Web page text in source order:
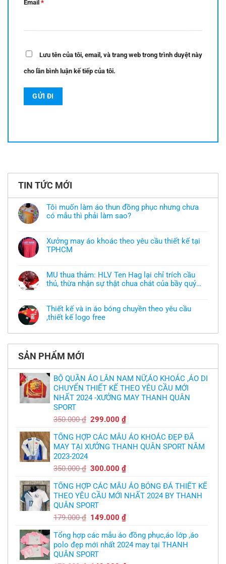
Email *
Lưu tên của tôi, email, và trang web trong trình duyệt này
cho lần bình luận kế tiếp của tôi.
TIN TỨC MỚI
Tôi muốn làm áo thun đồng phục nhưng chưa
có mẫu thì phải làm sao?
bình
luận
ở
áo
thun
đồng
chưa
có
mẫu
thì
làm
Xưởng may áo khoác theo yêu cầu thiết kế tại
TPHCM
bình
luận
ở
khoác
theo
yêu
thiết
tại
TPHCM
MU thua thảm: HLV Ten Hag lại chỉ trích cầu
thủ, thừa nhận sự thật chua chát của bầy quỷ
bình
luận
ở
thảm:
Hag
lại
trích
cầu
thủ,
thừa
nhận
sự
thật
chát
bầy
quỷ
nhỏ
Thiết kế và in áo bóng chuyền theo yêu cầu
,thiết kế logo free
có
luận
Thiết
và
in
áo
bóng
chuyền
theo
,thiết
free
SẢN PHẨM MỚI
BỘ QUẦN ÁO LÂN NAM NỮ,ÁO KHOÁC ,ÁO DI
CHUYỂN THIẾT KẾ THEO YÊU CẦU MỚI
NHẤT 2024 -XƯỞNG MAY THANH QUÂN
SPORT
350.000₫ Giá
là:
350.000 ₫.
299.000₫Giá
tại
là:
TỔNG HỢP CÁC MẪU ÁO KHOÁC ĐẸP ĐÃ
MAY TẠI XƯỞNG THANH QUÂN SPORT NĂM
2023-2024
350.000₫ Giá
là:
350.000 ₫.
300.000₫Giá
tại
là:
TỔNG HỢP CÁC MẪU ÁO BÓNG ĐÁ THIẾT KẾ
THEO YÊU CẦU MỚI NHẤT 2024 BY THANH
QUÂN SPORT
179.000₫ Giá
là:
179.000 ₫.
149.000₫Giá
tại
là:
Tổng hợp các mẫu áo đồng phục,áo lớp ,áo
polo đẹp mới nhất 2024 may tại THANH
QUÂN SPORT